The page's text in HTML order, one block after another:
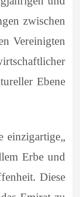
zwischen
Vereinigten
Ebene.
einzigartige
Erbe und
Diese